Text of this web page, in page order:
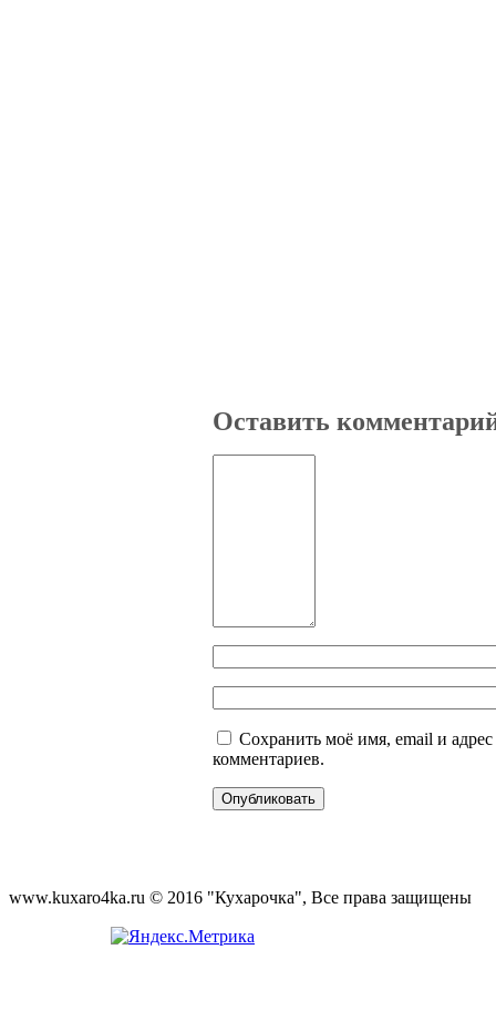
Оставить
Сохранить моё имя, email и
комментариев.
www.kuxaro4ka.ru © 2016 "Кухарочка", Все права защищены